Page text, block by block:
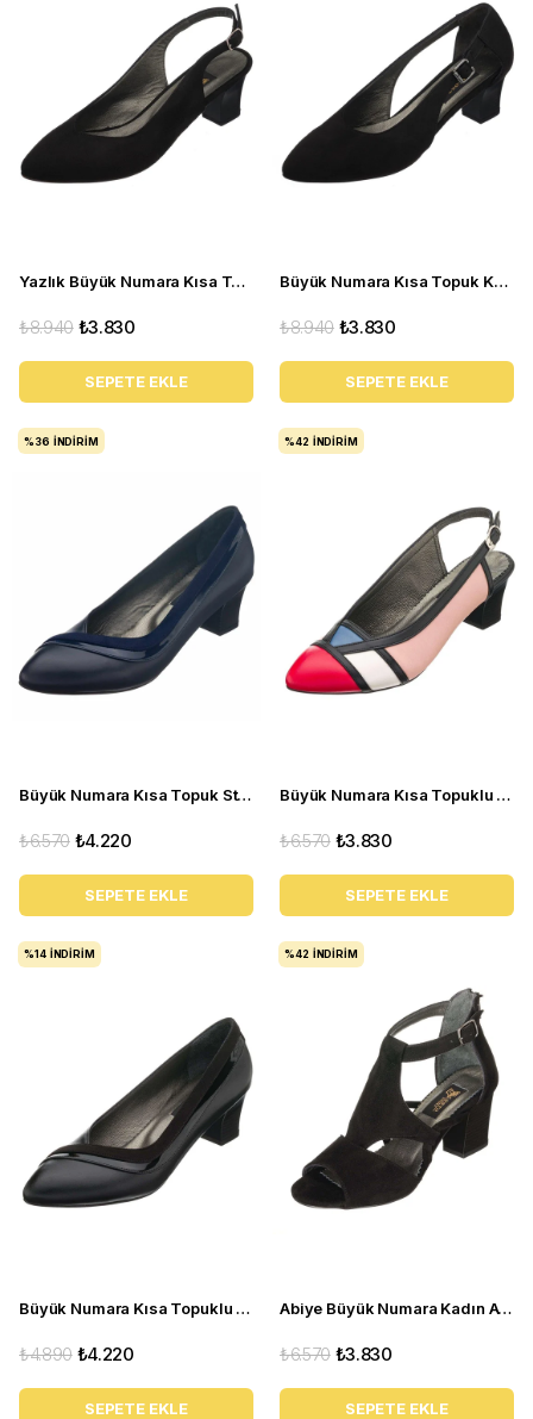
Yazlık Büyük Numara Kısa Topuk Kadın Ayakkabı LTF00131 Siyah
₺3.830
₺8.940
SEPETE EKLE
Büyük Numara Kısa Topuk Kadın Ayakkabı LTF00121 Siyah
₺3.830
₺8.940
SEPETE EKLE
Büyük Numara Kısa Topuk Stiletto KDR1308 Lacivert
₺4.220
₺6.570
SEPETE EKLE
%36 İNDIRIM
Büyük Numara Kısa Topuklu Kadın Stiletto ND97 Çok renkli
₺3.830
₺6.570
SEPETE EKLE
%42 İNDIRIM
Büyük Numara Kısa Topuklu Kadın Stiletto KDR1308 Siyah
₺4.220
₺4.890
SEPETE EKLE
%14 İNDIRIM
Abiye Büyük Numara Kadın Ayakkabı NR1632 Siyah
₺3.830
₺6.570
SEPETE EKLE
%42 İNDIRIM